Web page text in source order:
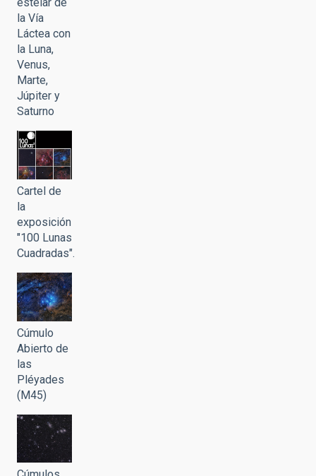
la Vía
Láctea con
la Luna,
Venus,
Marte,
Júpiter y
Saturno
Cartel de
la
exposición
"100 Lunas
Cuadradas".
Cúmulo
Abierto de
las
Pléyades
(M45)